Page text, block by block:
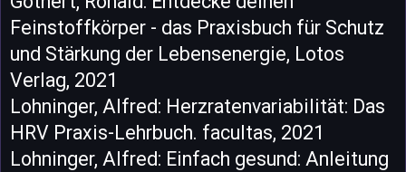
Feinstoffkörper - das Praxisbuch für Schutz
und Stärkung der Lebensenergie, Lotos
Verlag, 2021
Lohninger, Alfred: Herzratenvariabilität: Das
HRV Praxis-Lehrbuch. facultas, 2021
Lohninger, Alfred: Einfach gesund: Anleitung